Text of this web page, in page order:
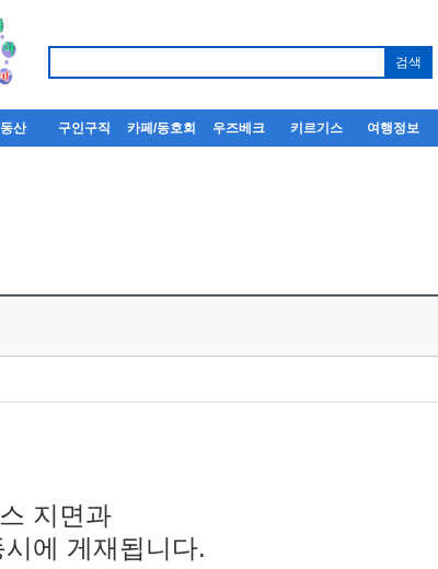
산 구인구직 카페/동호회 우즈베크 키르기스 여행정보
지면과
에 게재됩니다.